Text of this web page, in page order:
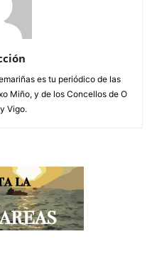
es tu periódico de las
Miño, y de los Concellos de O
Vigo.